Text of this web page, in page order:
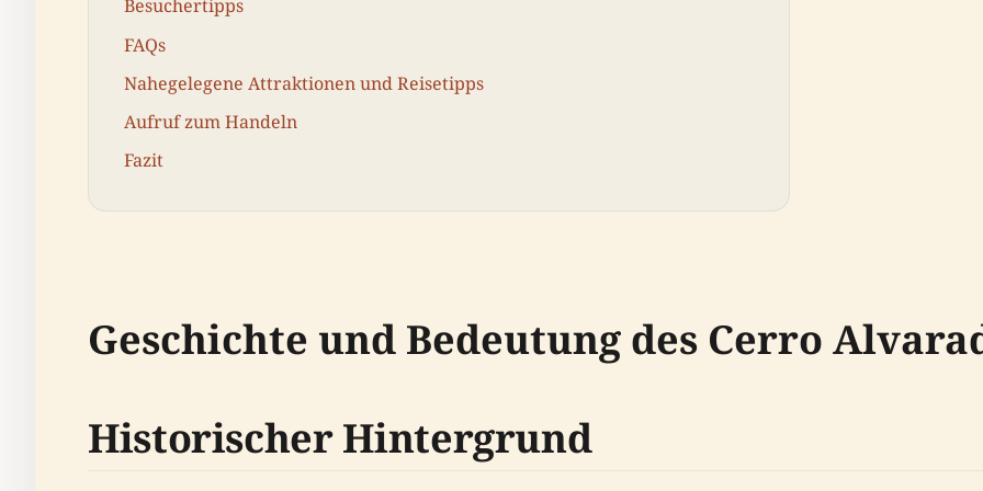
Besuchertipps
FAQs
Nahegelegene Attraktionen und Reisetipps
Aufruf zum Handeln
Fazit
Geschichte und Bedeutung des Cerro
Historischer Hintergrund